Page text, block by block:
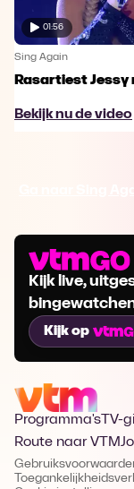
01:56
Sing Again
Rasartiest Jessy
Bekijk nu de video
Kijk live,
Kijk op
Programma's TV-
Route naar VTM